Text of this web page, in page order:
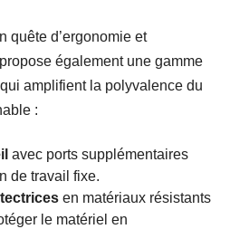
quête d’ergonomie et
également une gamme
amplifient la polyvalence du
:
avec ports supplémentaires
de travail fixe.
en matériaux résistants
le matériel en